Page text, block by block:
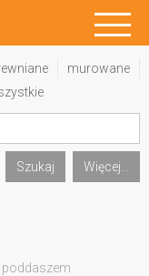
murowane
Szukaj Więcej...